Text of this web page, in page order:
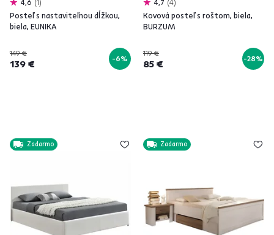
4,6 1
Posteľ s nastaviteľnou dĺžkou,
biela, EUNIKA
149 €
139 € -6%
4,7 4
Kovová posteľ s roštom, biela,
BURZUM
119 €
85 € -28%
Zadarmo Zadarmo